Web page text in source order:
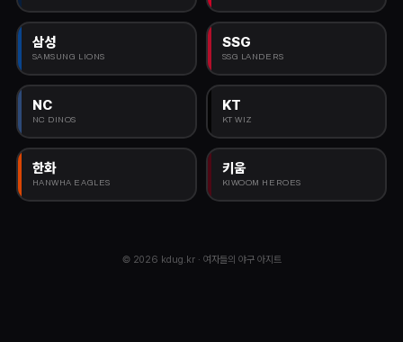
삼성
SAMSUNG LIONS
SSG
SSG LANDERS
NC
NC DINOS
KT
KT WIZ
한화
HANWHA EAGLES
키움
KIWOOM HEROES
© 2026 kdug.kr · 여자들의 야구 아지트